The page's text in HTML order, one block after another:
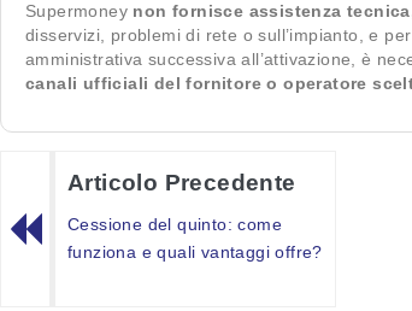
Supermoney non fornisce assistenza
disservizi, problemi di rete o sull’impianto, e
amministrativa successiva all’attivazione, è
canali ufficiali del fornitore o operatore
Articolo Precedente
Cessione del quinto: come
funziona e quali vantaggi offre?